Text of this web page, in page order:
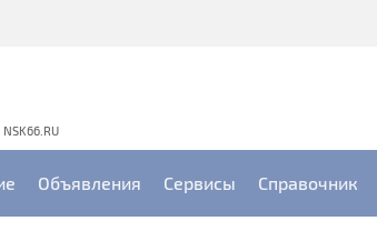
NSK66.RU
Объявления Сервисы Справочник